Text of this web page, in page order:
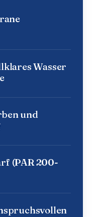
Wasser
und
(PAR 200-